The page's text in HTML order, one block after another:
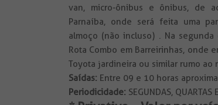
van, micro-ônibus e ônibus, de
Parnaíba, onde será feita uma
almoço (não incluso) . Na
Rota Combo em Barreirinhas, onde
Toyota jardineira ou similar rumo ao
Saídas: Entre 09 e 10 horas
Periodicidade: SEGUNDAS, QUARTAS